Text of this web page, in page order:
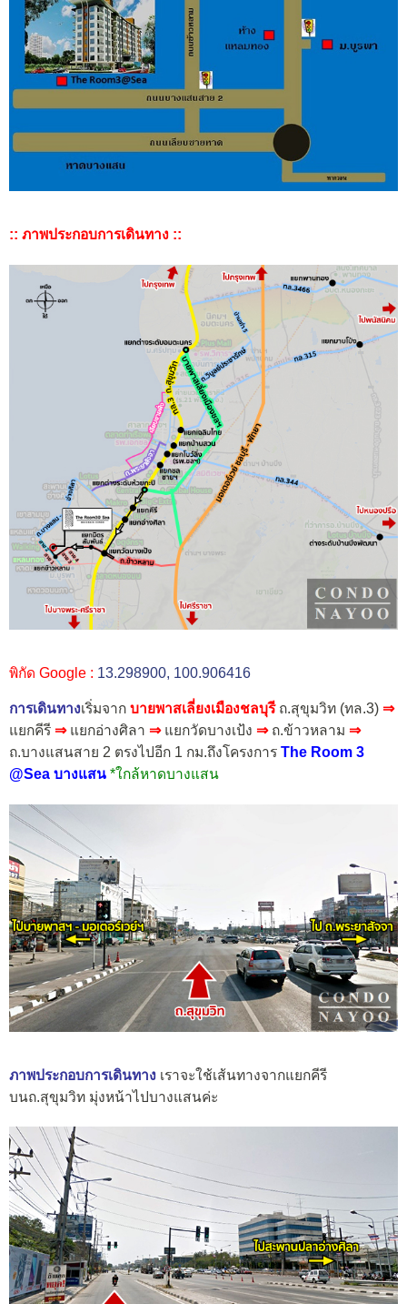
:: ภาพประกอบการเดินทาง ::
พิกัด Google : 13.298900, 100.906416
การเดินทางเริ่มจาก บายพาสเลี่ยงเมืองชลบุรี ถ.สุขุมวิท (ทล.3) ⇒
แยกคีรี ⇒แยกอ่างศิลา ⇒แยกวัดบางเป้ง ⇒ถ.ข้าวหลาม ⇒
ถ.บางแสนสาย 2 ตรงไปอีก 1 กม.ถึงโครงการ The Room 3
@Sea บางแสน *ใกล้หาดบางแสน
ภาพประกอบการเดินทาง เราจะใช้เส้นทางจากแยกคีรี
บนถ.สุขุมวิท มุ่งหน้าไปบางแสนค่ะ